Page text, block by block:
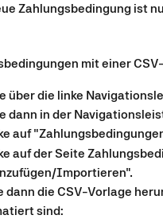
Zahlungsbedingung ist
mit einer
über die linke
dann in der
auf
auf der Seite
Importieren".
dann die CSV-Vorlage
sind: